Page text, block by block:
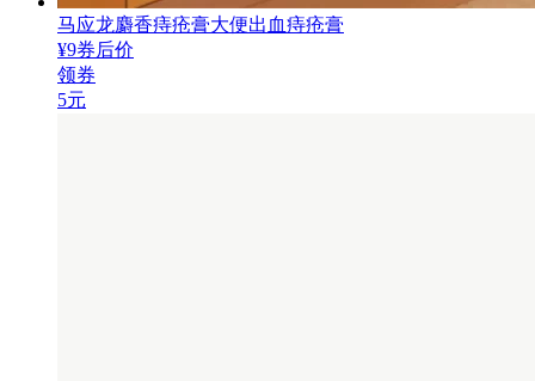
马应龙麝香痔疮膏大便出血痔疮膏
¥9券后价
领券
5元